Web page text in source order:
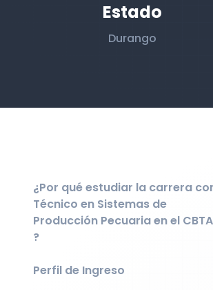
Estado
Durango
¿Por qué estudiar la carrera
Técnico en Sistemas de
Producción Pecuaria en el
?
Perfil de Ingreso